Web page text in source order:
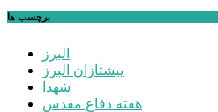
برچسب ها
البرز
پیشتازان البرز
شهدا
هفته دفاع مقدس